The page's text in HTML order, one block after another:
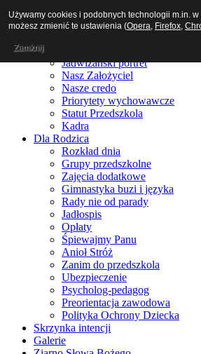
O nas
Jadwiżański portret
Nasz Założyciel
Nasze credo
Priorytety wychowawcze
Statut Przedszkola
Kadra
Dla Rodzica
Rozkład dnia
Grupy przedszkolne
Zajęcia dodatkowe
Gimnastyka buzi i języka
Rady nie od parady
Jadłospis
Opłaty
Śpiewajmy Panu
Anioł Stróż
Zanim do przedszkola
Ubezpieczenie
Psycholog-pedagog
Preorientacja zawodowa
Polityka Ochrony Dziecka
Skrzynka intencji
Galerie
Używamy cookies i podobnych technologii m.in.
możesz zmienić te ustawienia (Opera, Firefox,
Zamknij